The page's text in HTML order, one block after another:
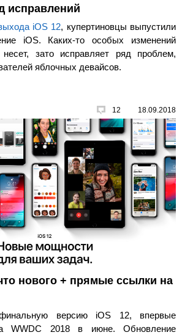
исправлений
iOS 12, купертиновцы выпустили
iOS. Каких-то особых изменений
зато исправляет ряд проблем,
яблочных девайсов.
12 18.09.2018
нового + прямые ссылки на
версию iOS 12, впервые
WWDC 2018 в июне. Обновление